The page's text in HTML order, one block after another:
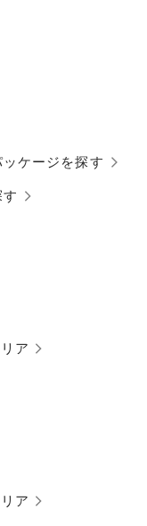
ケージを探す
ア
ア